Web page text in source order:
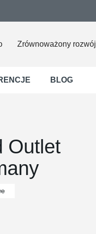
Zrównoważony rozwój
BLOG
Outlet